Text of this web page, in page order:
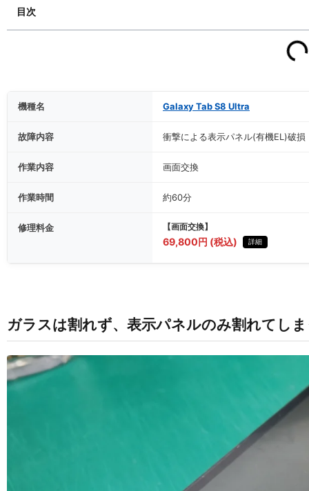
目次
機種名 Galaxy Tab S8 Ultra
故障内容 衝撃による表示パネル(有機EL)破損
作業内容 画面交換
作業時間 約60分
修理料金 【画面交換】
69,800円 (税込) 詳細
ガラスは割れず、表示パネルのみ割れてし